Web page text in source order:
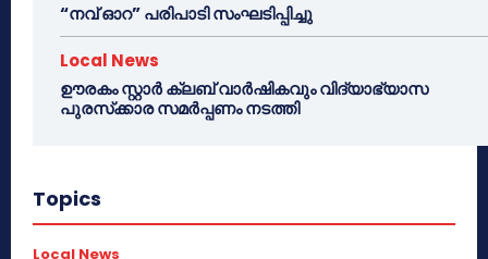
“നവ് ഓറ” പരിപാടി സംഘടിപ്പിച്ചു
Local News
ഊരകം സ്റ്റാർ ക്ലബ് വാർഷികവും വിദ്യാഭ്യാസ
പുരസ്‌ക്കാര സമർപ്പണം നടത്തി
Topics
Local News